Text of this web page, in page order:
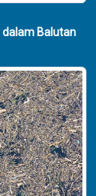
dalam Balutan